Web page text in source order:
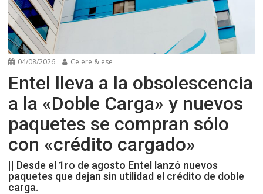
04/08/2026 Ce ere & ese
Entel lleva a la obsolescencia
a la «Doble Carga» y nuevos
paquetes se compran sólo
con «crédito cargado»
|| Desde el 1ro de agosto Entel lanzó nuevos
paquetes que dejan sin utilidad el crédito de doble
carga.